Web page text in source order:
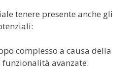
tenere presente anche gli
complesso a causa della
funzionalità avanzate.